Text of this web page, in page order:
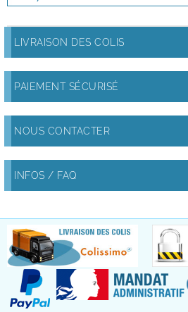
LIVRAISON DES COLIS
PAIEMENT SÉCURISÉ
NOUS CONTACTER
INFOS / FAQ